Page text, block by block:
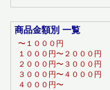
商品金額別 一覧
〜１０００円
１０００円〜２０００円
２０００円〜３０００円
３０００円〜４０００円
４０００円〜